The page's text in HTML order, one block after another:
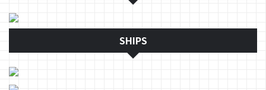
SHIPS